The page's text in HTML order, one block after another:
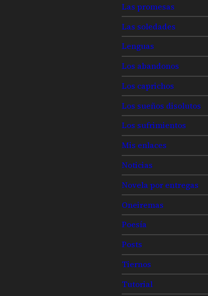
Las promesas
Las soledades
Lenguas
Los abandonos
Los caprichos
Los sueños disolutos
Los sufrimientos
Mis enlaces
Noticias
Novela por entregas
Oneiremas
Poesía
Posts
Tiernos
Tutorial